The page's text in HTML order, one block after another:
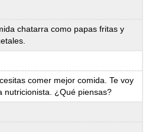
chatarra como papas fritas y
comer mejor comida. Te voy
nutricionista. ¿Qué piensas?